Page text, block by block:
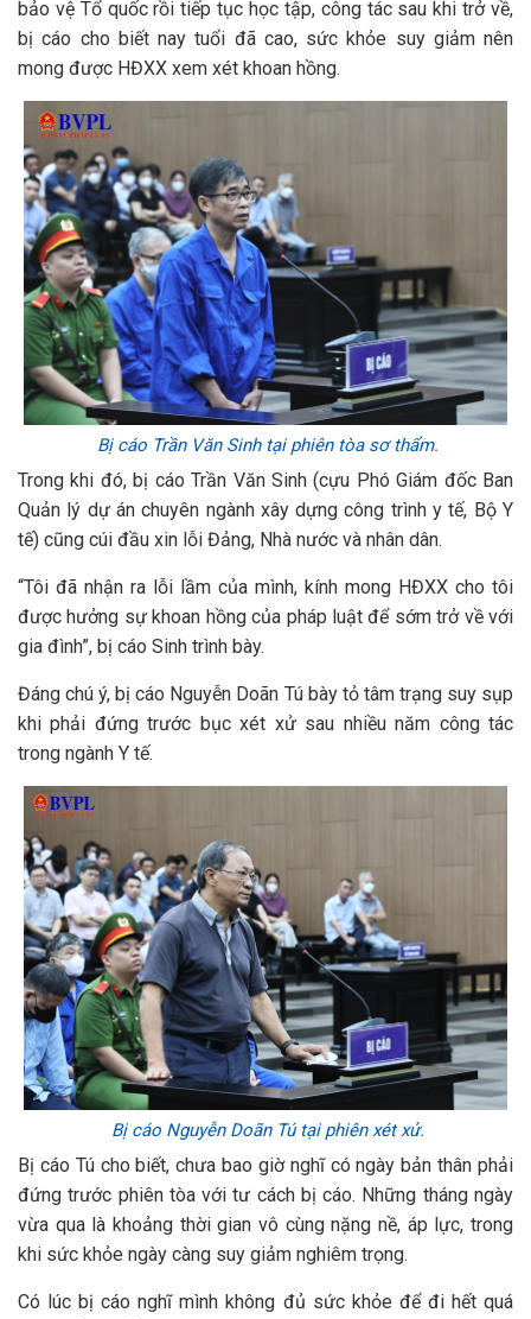
bảo vệ Tổ quốc rồi tiếp tục học tập, công tác sau khi trở về,
bị cáo cho biết nay tuổi đã cao, sức khỏe suy giảm nên
mong được HĐXX xem xét khoan hồng.
Bị cáo Trần Văn Sinh tại phiên tòa sơ thẩm.
Trong khi đó, bị cáo Trần Văn Sinh (cựu Phó Giám đốc Ban
Quản lý dự án chuyên ngành xây dựng công trình y tế, Bộ Y
tế) cũng cúi đầu xin lỗi Đảng, Nhà nước và nhân dân.
“Tôi đã nhận ra lỗi lầm của mình, kính mong HĐXX cho tôi
được hưởng sự khoan hồng của pháp luật để sớm trở về với
gia đình”, bị cáo Sinh trình bày.
Đáng chú ý, bị cáo Nguyễn Doãn Tú bày tỏ tâm trạng suy sụp
khi phải đứng trước bục xét xử sau nhiều năm công tác
trong ngành Y tế.
Bị cáo Nguyễn Doãn Tú tại phiên xét xử.
Bị cáo Tú cho biết, chưa bao giờ nghĩ có ngày bản thân phải
đứng trước phiên tòa với tư cách bị cáo. Những tháng ngày
vừa qua là khoảng thời gian vô cùng nặng nề, áp lực, trong
khi sức khỏe ngày càng suy giảm nghiêm trọng.
Có lúc bị cáo nghĩ mình không đủ sức khỏe để đi hết quá